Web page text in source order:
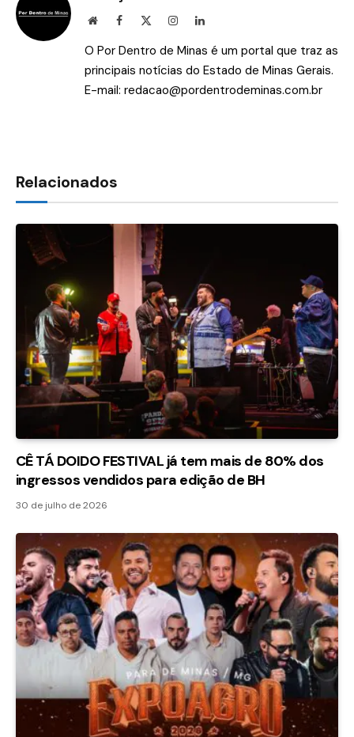
Site Facebook InstagramLinkedIn
O Por Dentro de Minas é um portal que traz as
principais notícias do Estado de Minas Gerais.
E-mail: redacao@pordentrodeminas.com.br
Relacionados
CÊ TÁ DOIDO FESTIVAL já tem mais de 80% dos
ingressos vendidos para edição de BH
30 de julho de 2026